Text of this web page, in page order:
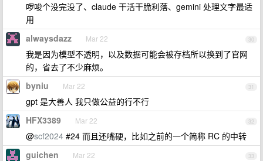
啰唆个没完没了、claude 干活干脆利落、gemini 处理文字最适
用
30
alwaysdazz Mar 22
我是因为模型不透明，以及数据可能会被存档所以换到了官网
的，省去了不少麻烦。
31
byniu Mar 22
gpt 是大善人 我只做公益的行不行
32
HFX3389 Mar 22
@scf2024 #24 而且还嘴硬，比如之前的一个简称 RC 的中转
33
guichen Mar 22